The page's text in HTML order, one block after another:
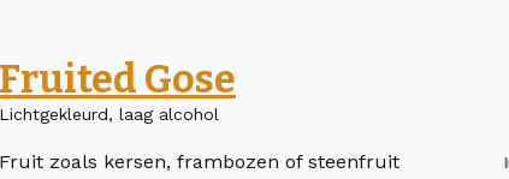
Fruited Gose
Lichtgekleurd, laag alcohol
Fruit zoals kersen, frambozen of steenfruit